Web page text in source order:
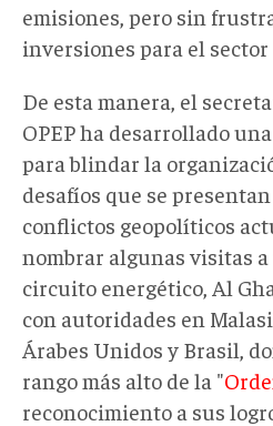
emisiones, pero sin
inversiones para el
De esta manera, el
OPEP ha desarrollado
para blindar la
desafíos que se
conflictos geopolíticos
nombrar algunas visitas a
circuito energético, Al
con autoridades en
Árabes Unidos y Brasil,
rango más alto de la "
reconocimiento a sus